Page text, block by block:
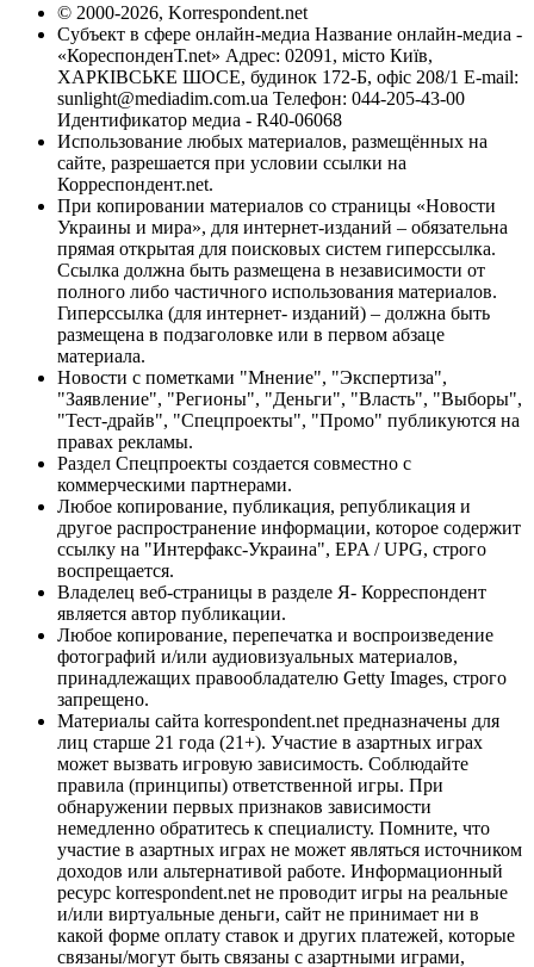
© 2000-2026, Korrespondent.net
Субъект в сфере онлайн-медиа Название онлайн-медиа -
«КореспонденТ.net» Адрес: 02091, місто Київ,
ХАРКІВСЬКЕ ШОСЕ, будинок 172-Б, офіс 208/1 E-mail:
sunlight@mediadim.com.ua Телефон: 044-205-43-00
Идентификатор медиа - R40-06068
Использование любых материалов, размещённых на
сайте, разрешается при условии ссылки на
Корреспондент.net.
При копировании материалов со страницы «Новости
Украины и мира», для интернет-изданий – обязательна
прямая открытая для поисковых систем гиперссылка.
Ссылка должна быть размещена в независимости от
полного либо частичного использования материалов.
Гиперссылка (для интернет- изданий) – должна быть
размещена в подзаголовке или в первом абзаце
материала.
Новости с пометками "Мнение", "Экспертиза",
"Заявление", "Регионы", "Деньги", "Власть", "Выборы",
"Тест-драйв", "Спецпроекты", "Промо" публикуются на
правах рекламы.
Раздел Спецпроекты создается совместно с
коммерческими партнерами.
Любое копирование, публикация, републикация и
другое распространение информации, которое содержит
ссылку на "Интерфакс-Украина", EPA / UPG, строго
воспрещается.
Владелец веб-страницы в разделе Я- Корреспондент
является автор публикации.
Любое копирование, перепечатка и воспроизведение
фотографий и/или аудиовизуальных материалов,
принадлежащих правообладателю Getty Images, строго
запрещено.
Материалы сайта korrespondent.net предназначены для
лиц старше 21 года (21+). Участие в азартных играх
может вызвать игровую зависимость. Соблюдайте
правила (принципы) ответственной игры. При
обнаружении первых признаков зависимости
немедленно обратитесь к специалисту. Помните, что
участие в азартных играх не может являться источником
доходов или альтернативой работе. Информационный
ресурс korrespondent.net не проводит игры на реальные
и/или виртуальные деньги, сайт не принимает ни в
какой форме оплату ставок и других платежей, которые
связаны/могут быть связаны с азартными играми,